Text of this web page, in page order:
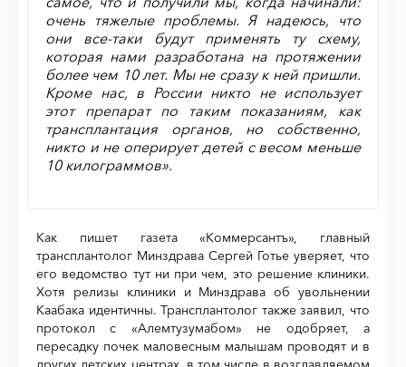
очень тяжелые проблемы. Я надеюсь, что
они все-таки будут применять ту схему,
которая нами разработана на протяжении
более чем 10 лет. Мы не сразу к ней пришли.
Кроме нас, в России никто не использует
этот препарат по таким показаниям, как
трансплантация органов, но собственно,
никто и не оперирует детей с весом меньше
10 килограммов».
Как пишет газета «Коммерсантъ», главный
трансплантолог Минздрава Сергей Готье уверяет, что
его ведомство тут ни при чем, это решение клиники.
Хотя релизы клиники и Минздрава об увольнении
Каабака идентичны. Трансплантолог также заявил, что
протокол с «Алемтузумабом» не одобряет, а
пересадку почек маловесным малышам проводят и в